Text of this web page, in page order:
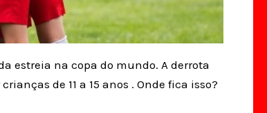
estreia na copa do mundo. A derrota
de 11 a 15 anos . Onde fica isso?